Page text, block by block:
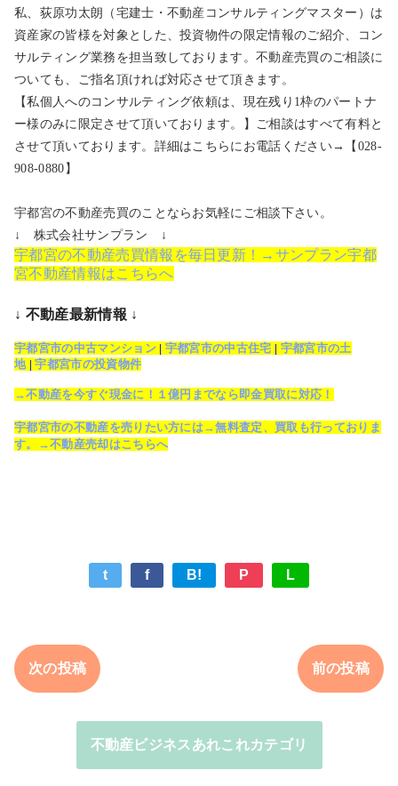
私、荻原功太朗（宅建士・不動産コンサルティングマスター）は
資産家の皆様を対象とした、投資物件の限定情報のご紹介、コン
サルティング業務を担当致しております。不動産売買のご相談に
ついても、ご指名頂ければ対応させて頂きます。
【私個人へのコンサルティング依頼は、現在残り1枠のパートナ
ー様のみに限定させて頂いております。】ご相談はすべて有料と
させて頂いております。詳細はこちらにお電話ください→【028-
908-0880】
宇都宮の不動産売買のことならお気軽にご相談下さい。
↓ 株式会社サンプラン ↓
宇都宮の不動産売買情報を毎日更新！→サンプラン宇都
宮不動産情報はこちらへ
↓ 不動産最新情報 ↓
宇都宮市の中古マンション| 宇都宮市の中古住宅 | 宇都宮市の土
地|宇都宮市の投資物件
→不動産を今すぐ現金に！１億円までなら即金買取に対応！
宇都宮市の不動産を売りたい方には→無料査定、買取も行っておりま
す。→不動産売却はこちらへ
t f B! P L
次の投稿 前の投稿
不動産ビジネスあれこれカテゴリ